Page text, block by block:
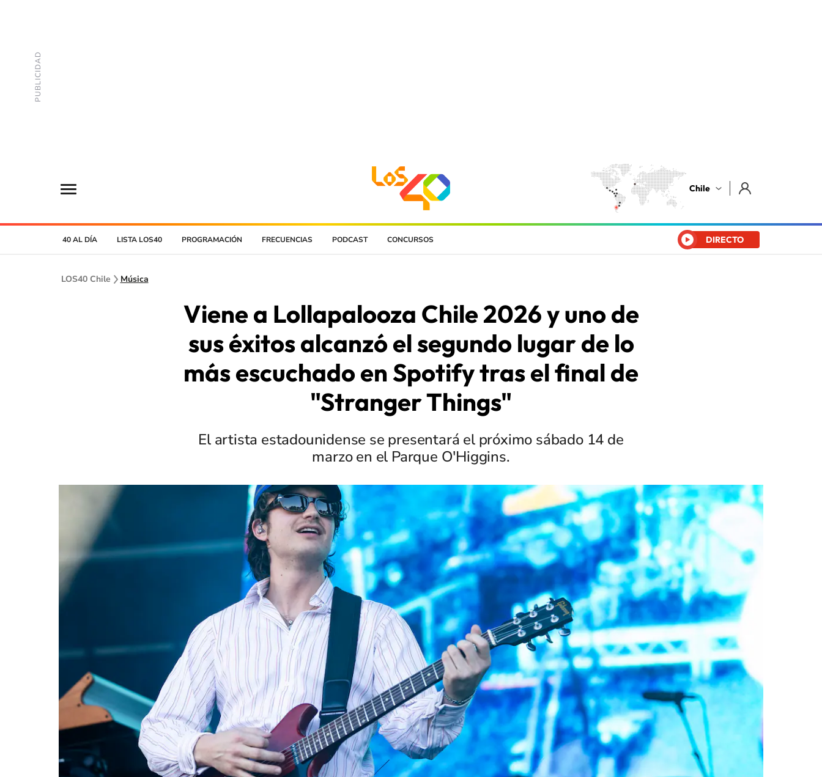
Chile
40 AL DÍA LISTA LOS40 PROGRAMACIÓN FRECUENCIAS PODCAST CONCURSOS DIRECTO
LOS40 Chile Música
Viene a Lollapalooza Chile 2026 y uno de
sus éxitos alcanzó el segundo lugar de lo
más escuchado en Spotify tras el final de
"Stranger Things"
El artista estadounidense se presentará el próximo sábado 14 de
marzo en el Parque O'Higgins.